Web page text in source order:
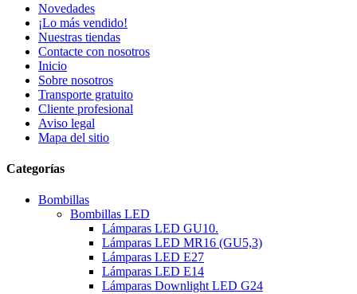
Novedades
¡Lo más vendido!
Nuestras tiendas
Contacte con nosotros
Inicio
Sobre nosotros
Transporte gratuito
Cliente profesional
Aviso legal
Mapa del sitio
Categorías
Bombillas
Bombillas LED
Lámparas LED GU10.
Lámparas LED MR16 (GU5,3)
Lámparas LED E27
Lámparas LED E14
Lámparas Downlight LED G24